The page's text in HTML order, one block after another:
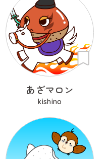
あざマロン
kishino